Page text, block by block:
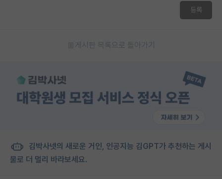
등록
게시판 목록으로 돌아가기
김박사넷의 새로운 거인, 인공지능 김GPT가 추천하는 게시
물로 더 멀리 바라보세요.